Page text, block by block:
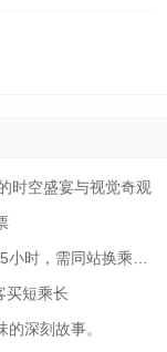
时空盛宴与视觉奇观
小时，需同站换乘及
买短乘长
深刻故事。